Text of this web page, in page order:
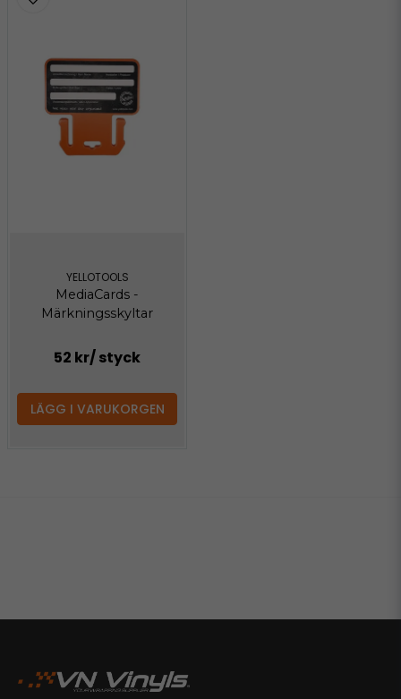
YELLOTOOLS
MediaCards -
Märkningsskyltar
52 kr/ styck
LÄGG I VARUKORGEN